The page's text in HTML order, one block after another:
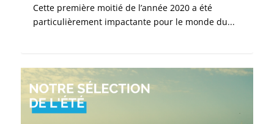
Cette première moitié de l’année 2020 a été
particulièrement impactante pour le monde du...